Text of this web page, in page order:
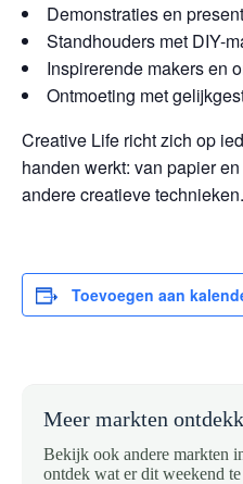
Demonstraties en
Standhouders met DIY-
Inspirerende makers en
Ontmoeting met
Creative Life richt zich op
handen werkt: van papier
andere creatieve technieken.
Toevoegen aan
Meer markten
Bekijk ook andere markten
ontdek wat er dit weekend